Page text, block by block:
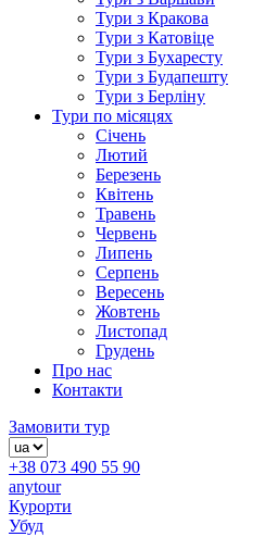
Тури з Кракова
Тури з Катовіце
Тури з Бухаресту
Тури з Будапешту
Тури з Берліну
Тури по місяцях
Січень
Лютий
Березень
Квітень
Травень
Червень
Липень
Серпень
Вересень
Жовтень
Листопад
Грудень
Про нас
Контакти
Замовити тур
+38 073 490 55 90
anytour
Курорти
Убуд